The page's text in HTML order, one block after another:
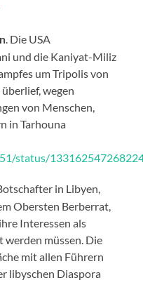
. Die USA
und die Kaniyat-Miliz
um Tripolis von
wegen
von Menschen,
in Tarhouna
status/
in Libyen,
Obersten Berberrat,
Interessen als
müssen. Die
mit allen Führern
libyschen Diaspora